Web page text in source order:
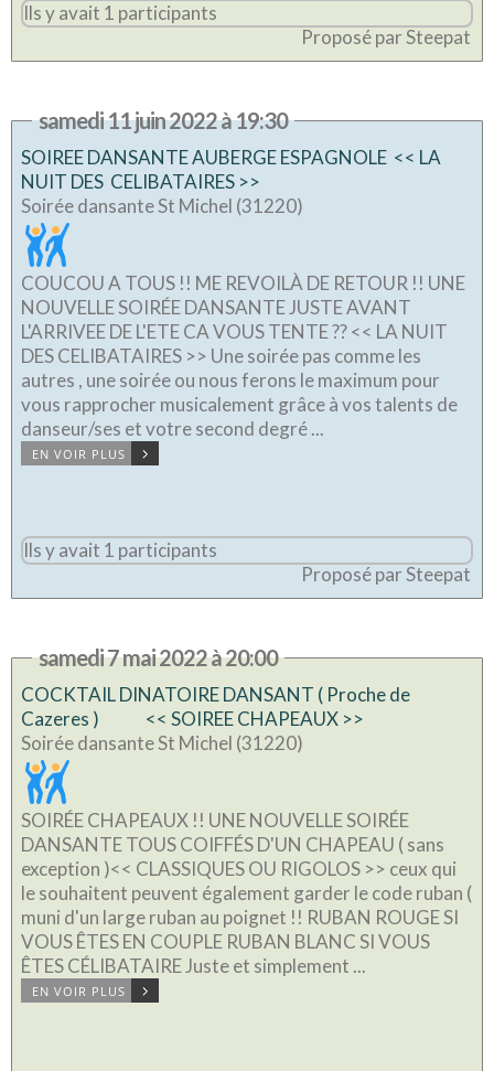
Ils y avait 1 participants
Proposé par Steepat
samedi 11 juin 2022 à 19:30
SOIREE DANSANTE AUBERGE ESPAGNOLE << LA
NUIT DES CELIBATAIRES >>
Soirée dansante St Michel (31220)
COUCOU A TOUS !! ME REVOILÀ DE RETOUR !! UNE
NOUVELLE SOIRÉE DANSANTE JUSTE AVANT
L'ARRIVEE DE L'ETE CA VOUS TENTE ?? << LA NUIT
DES CELIBATAIRES >> Une soirée pas comme les
autres , une soirée ou nous ferons le maximum pour
vous rapprocher musicalement grâce à vos talents de
danseur/ses et votre second degré ...
EN VOIR PLUS
Ils y avait 1 participants
Proposé par Steepat
samedi 7 mai 2022 à 20:00
COCKTAIL DINATOIRE DANSANT ( Proche de
Cazeres ) << SOIREE CHAPEAUX >>
Soirée dansante St Michel (31220)
SOIRÉE CHAPEAUX !! UNE NOUVELLE SOIRÉE
DANSANTE TOUS COIFFÉS D'UN CHAPEAU ( sans
exception )<< CLASSIQUES OU RIGOLOS >> ceux qui
le souhaitent peuvent également garder le code ruban (
muni d'un large ruban au poignet !! RUBAN ROUGE SI
VOUS ÊTES EN COUPLE RUBAN BLANC SI VOUS
ÊTES CÉLIBATAIRE Juste et simplement ...
EN VOIR PLUS